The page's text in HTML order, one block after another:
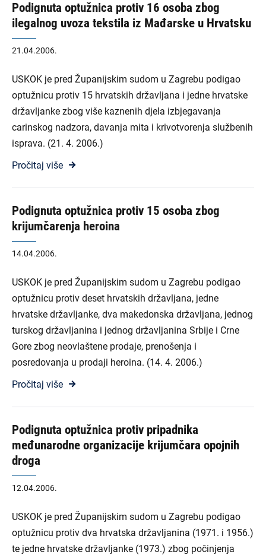
Podignuta optužnica protiv 16 osoba zbog
ilegalnog uvoza tekstila iz Mađarske u Hrvatsku
21.04.2006.
USKOK je pred Županijskim sudom u Zagrebu podigao
optužnicu protiv 15 hrvatskih državljana i jedne hrvatske
državljanke zbog više kaznenih djela izbjegavanja
carinskog nadzora, davanja mita i krivotvorenja službenih
isprava. (21. 4. 2006.)
Pročitaj više
Podignuta optužnica protiv 15 osoba zbog
krijumčarenja heroina
14.04.2006.
USKOK je pred Županijskim sudom u Zagrebu podigao
optužnicu protiv deset hrvatskih državljana, jedne
hrvatske državljanke, dva makedonska državljana, jednog
turskog državljanina i jednog državljanina Srbije i Crne
Gore zbog neovlaštene prodaje, prenošenja i
posredovanja u prodaji heroina. (14. 4. 2006.)
Pročitaj više
Podignuta optužnica protiv pripadnika
međunarodne organizacije krijumčara opojnih
droga
12.04.2006.
USKOK je pred Županijskim sudom u Zagrebu podigao
optužnicu protiv dva hrvatska državljanina (1971. i 1956.)
te jedne hrvatske državljanke (1973.) zbog počinjenja